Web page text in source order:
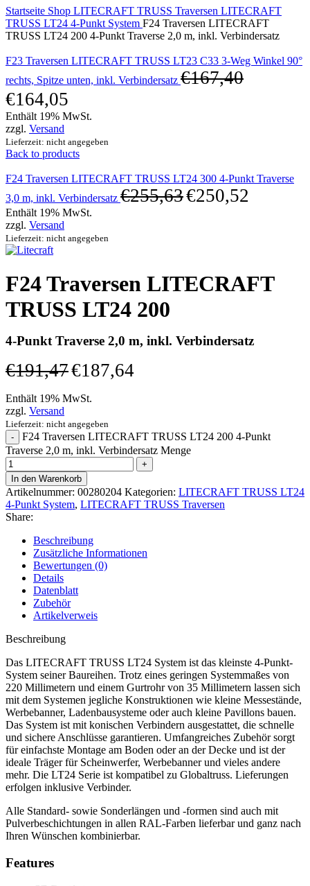
Startseite Shop LITECRAFT TRUSS Traversen LITECRAFT
TRUSS LT24 4-Punkt System F24 Traversen LITECRAFT
TRUSS LT24 200 4-Punkt Traverse 2,0 m, inkl. Verbindersatz
F23 Traversen LITECRAFT TRUSS LT23 C33 3-Weg Winkel 90°
rechts, Spitze unten, inkl. Verbindersatz €167,40
€164,05
Enthält 19% MwSt.
zzgl. Versand
Lieferzeit: nicht angegeben
Back to products
F24 Traversen LITECRAFT TRUSS LT24 300 4-Punkt Traverse
3,0 m, inkl. Verbindersatz €255,63€250,52
Enthält 19% MwSt.
zzgl. Versand
Lieferzeit: nicht angegeben
F24 Traversen LITECRAFT
TRUSS LT24 200
4-Punkt Traverse 2,0 m, inkl. Verbindersatz
€191,47€187,64
Enthält 19% MwSt.
zzgl. Versand
Lieferzeit: nicht angegeben
F24 Traversen LITECRAFT TRUSS LT24 200 4-Punkt
Traverse 2,0 m, inkl. Verbindersatz Menge
In den Warenkorb
Artikelnummer: 00280204 Kategorien: LITECRAFT TRUSS LT24
4-Punkt System, LITECRAFT TRUSS Traversen
Share:
Beschreibung
Zusätzliche Informationen
Bewertungen (0)
Details
Datenblatt
Zubehör
Artikelverweis
Beschreibung
Das LITECRAFT TRUSS LT24 System ist das kleinste 4-Punkt-
System seiner Baureihen. Trotz eines geringen Systemmaßes von
220 Millimetern und einem Gurtrohr von 35 Millimetern lassen sich
mit dem Systemen jegliche Konstruktionen wie kleine Messestände,
Werbebanner, Ladenbausysteme oder auch kleine Pavillons bauen.
Das System ist mit konischen Verbindern ausgestattet, die schnelle
und sichere Anschlüsse garantieren. Umfangreiches Zubehör sorgt
für einfachste Montage am Boden oder an der Decke und ist der
ideale Träger für Scheinwerfer, Werbebanner und vieles andere
mehr. Die LT24 Serie ist kompatibel zu Globaltruss. Lieferungen
erfolgen inklusive Verbinder.
Alle Standard- sowie Sonderlängen und -formen sind auch mit
Pulverbeschichtungen in allen RAL-Farben lieferbar und ganz nach
Ihren Wünschen kombinierbar.
Features